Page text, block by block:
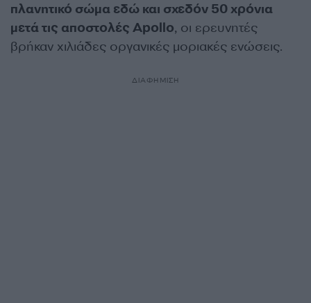
πλανητικό σώμα εδώ και σχεδόν 50 χρόνια
μετά τις αποστολές Apollo, οι ερευνητές
βρήκαν χιλιάδες οργανικές μοριακές ενώσεις.
ΔΙΑΦΗΜΙΣΗ